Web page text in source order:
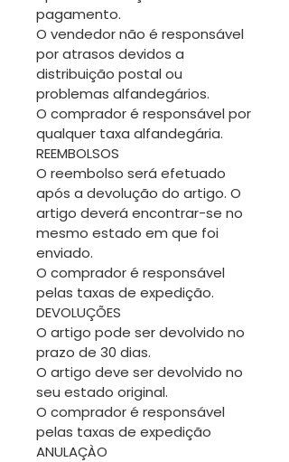
pagamento.
O vendedor não é responsável
por atrasos devidos a
distribuição postal ou
problemas alfandegários.
O comprador é responsável por
qualquer taxa alfandegária.
REEMBOLSOS
O reembolso será efetuado
após a devolução do artigo. O
artigo deverá encontrar-se no
mesmo estado em que foi
enviado.
O comprador é responsável
pelas taxas de expedição.
DEVOLUÇÕES
O artigo pode ser devolvido no
prazo de 30 dias.
O artigo deve ser devolvido no
seu estado original.
O comprador é responsável
pelas taxas de expedição
ANULAÇÀO